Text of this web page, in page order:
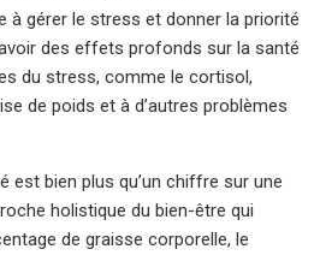
à gérer le stress et donner la priorité
des effets profonds sur la santé
du stress, comme le cortisol,
de poids et à d’autres problèmes
est bien plus qu’un chiffre sur une
holistique du bien-être qui
de graisse corporelle, le